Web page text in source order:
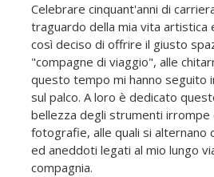
Celebrare cinquant'anni di
traguardo della mia vita artistica
così deciso di offrire il giusto
"compagne di viaggio", alle
questo tempo mi hanno seguito
sul palco. A loro è dedicato
bellezza degli strumenti
fotografie, alle quali si alternano
ed aneddoti legati al mio lungo
compagnia.